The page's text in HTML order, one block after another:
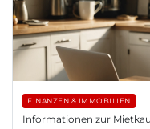
FINANZEN & IMMOBILIEN
Informationen zur